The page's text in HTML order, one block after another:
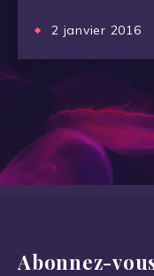
2 janvier 2016
Abonnez-